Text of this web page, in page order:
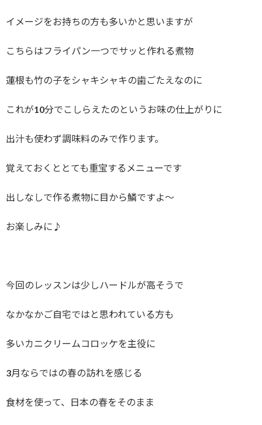
イメージをお持ちの方も多いかと思いますが
こちらはフライパン一つでサッと作れる煮物
蓮根も竹の子をシャキシャキの歯ごたえなのに
これが10分でこしらえたのというお味の仕上がりに
出汁も使わず調味料のみで作ります。
覚えておくととても重宝するメニューです
出しなしで作る煮物に目から鱗ですよ～
お楽しみに♪
今回のレッスンは少しハードルが高そうで
なかなかご自宅ではと思われている方も
多いカニクリームコロッケを主役に
3月ならではの春の訪れを感じる
食材を使って、日本の春をそのまま